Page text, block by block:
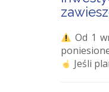
Od 1
Jeśli